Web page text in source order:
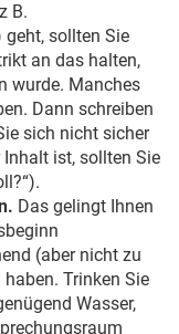
B.
geht, sollten Sie
an das halten,
wurde. Manches
Dann schreiben
sich nicht sicher
ist, sollten Sie
Das gelingt Ihnen
(aber nicht zu
Trinken Sie
Wasser,